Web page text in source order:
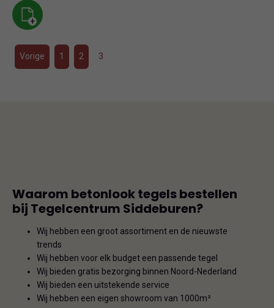
+
Vorige 1 2 3
Waarom betonlook tegels bestellen
bij Tegelcentrum Siddeburen?
Wij hebben een groot assortiment en de nieuwste
trends
Wij hebben voor elk budget een passende tegel
Wij bieden gratis bezorging binnen Noord-Nederland
Wij bieden een uitstekende service
Wij hebben een eigen showroom van 1000m²